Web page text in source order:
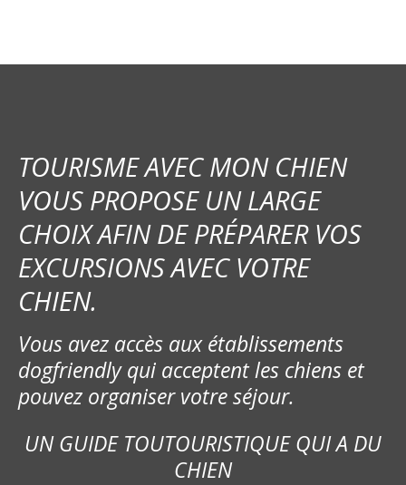
TOURISME AVEC MON CHIEN
VOUS PROPOSE UN LARGE
CHOIX AFIN DE PRÉPARER VOS
EXCURSIONS AVEC VOTRE
CHIEN.
Vous avez accès aux établissements
dogfriendly qui acceptent les chiens et
pouvez organiser votre séjour.
UN GUIDE TOUTOURISTIQUE QUI A DU
CHIEN